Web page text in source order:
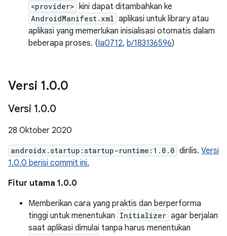
<provider> kini dapat ditambahkan ke
AndroidManifest.xml aplikasi untuk library atau
aplikasi yang memerlukan inisialisasi otomatis dalam
beberapa proses. (Ia0712, b/183136596)
Versi 1.0.0
Versi 1.0.0
28 Oktober 2020
androidx.startup:startup-runtime:1.0.0 dirilis. Versi
1.0.0 berisi commit ini.
Fitur utama 1.0.0
Memberikan cara yang praktis dan berperforma
tinggi untuk menentukan Initializer agar berjalan
saat aplikasi dimulai tanpa harus menentukan